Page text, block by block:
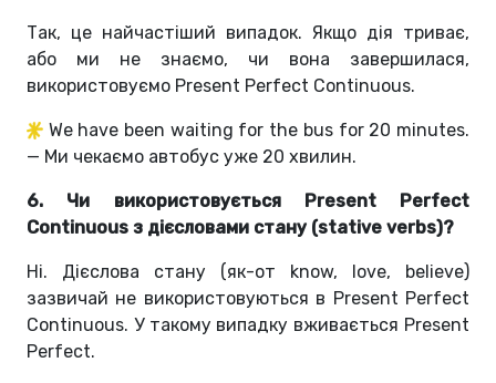
Так, це найчастіший випадок. Якщо дія триває,
або ми не знаємо, чи вона завершилася,
використовуємо Present Perfect Continuous.
We have been waiting for the bus for 20 minutes.
— Ми чекаємо автобус уже 20 хвилин.
6. Чи використовується Present Perfect
Continuous з дієсловами стану (stative verbs)?
Ні. Дієслова стану (як-от know, love, believe)
зазвичай не використовуються в Present Perfect
Continuous. У такому випадку вживається Present
Perfect.